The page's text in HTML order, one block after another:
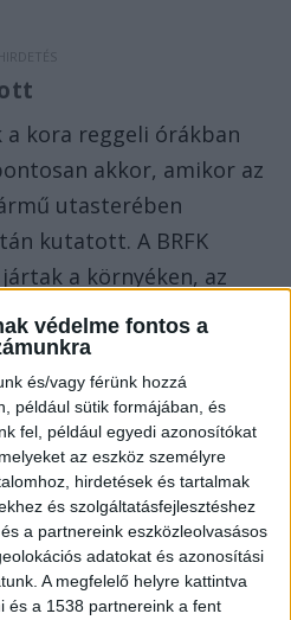
védelme fontos a
és/vagy férünk hozzá
például sütik formájában, és
fel, például egyedi azonosítókat
az eszköz személyre
hirdetések és tartalmak
és szolgáltatásfejlesztéshez
a partnereink eszközleolvasásos
adatokat és azonosítási
A megfelelő helyre kattintva
és a 1538 partnereink a fent
a kora reggeli órákban
akkor, amikor az
utasterében
kutatott. A BRFK
a környéken, az
a helyi lakosok
a reggeli órákban több
gyanús férfiról, aki a
próbálta
ajtajait.A Kékvillogó
éred el! A
is többen követnek